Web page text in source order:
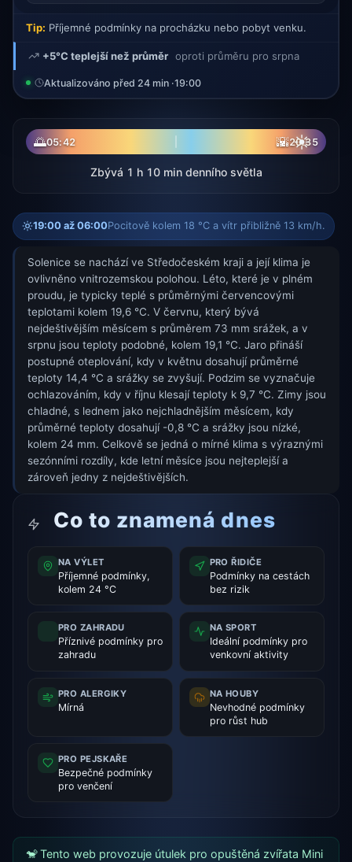
Tip: Příjemné podmínky na procházku nebo pobyt venku.
+5°C teplejší než průměr oproti průměru pro srpna
Aktualizováno před 24 min ·19:00
🌅05:42 ☀
🌇20:35
Zbývá 1 h 10 min denního světla
19:00 až 06:00Pocitově kolem 18 °C a vítr přibližně 13 km/h.
Solenice se nachází ve Středočeském kraji a její klima je
ovlivněno vnitrozemskou polohou. Léto, které je v plném
proudu, je typicky teplé s průměrnými červencovými
teplotami kolem 19,6 °C. V červnu, který bývá
nejdeštivějším měsícem s průměrem 73 mm srážek, a v
srpnu jsou teploty podobné, kolem 19,1 °C. Jaro přináší
postupné oteplování, kdy v květnu dosahují průměrné
teploty 14,4 °C a srážky se zvyšují. Podzim se vyznačuje
ochlazováním, kdy v říjnu klesají teploty k 9,7 °C. Zimy jsou
chladné, s lednem jako nejchladnějším měsícem, kdy
průměrné teploty dosahují -0,8 °C a srážky jsou nízké,
kolem 24 mm. Celkově se jedná o mírné klima s výraznými
sezónními rozdíly, kde letní měsíce jsou nejteplejší a
zároveň jedny z nejdeštivějších.
Co to znamená dnes
NA VÝLET
Příjemné podmínky,
kolem 24 °C
PRO ŘIDIČE
Podmínky na cestách
bez rizik
PRO ZAHRADU
Příznivé podmínky pro
zahradu
NA SPORT
Ideální podmínky pro
venkovní aktivity
PRO ALERGIKY
Mírná
NA HOUBY
Nevhodné podmínky
pro růst hub
PRO PEJSKAŘE
Bezpečné podmínky
pro venčení
🐒 Tento web provozuje útulek pro opuštěná zvířata Mini